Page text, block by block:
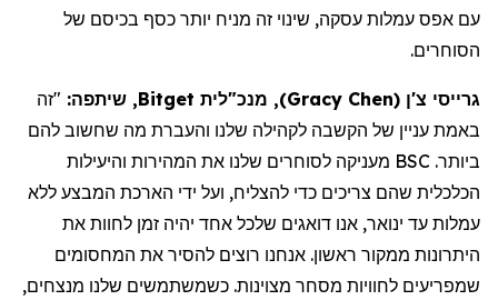
עם אפס עמלות עסקה, שינוי זה מניח יותר כסף בכיסם של
הסוחרים.
גרייסי צ'ן (
Gracy Chen
), מנכ"לית Bitget, שיתפה:
"זה
באמת עניין של הקשבה לקהילה שלנו והעברת מה שחשוב להם
ביותר. BSC מעניקה לסוחרים שלנו את המהירות והיעילות
הכלכלית שהם צריכים כדי להצליח, ועל ידי הארכת המבצע ללא
עמלות עד ינואר, אנו דואגים שלכל אחד יהיה זמן לחוות את
היתרונות ממקור ראשון. אנחנו רוצים להסיר את המחסומים
שמפריעים לחוויות מסחר מצוינות. כשמשתמשים שלנו מנצחים,